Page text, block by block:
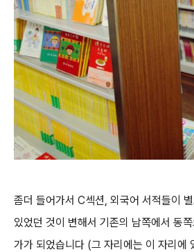
좀더 들어가서 C섹션, 외국어 서적들이
있었던 것이 변해서 기존의 남쪽에서 동
가가 되었습니다 (그 자리에는 이 자리에